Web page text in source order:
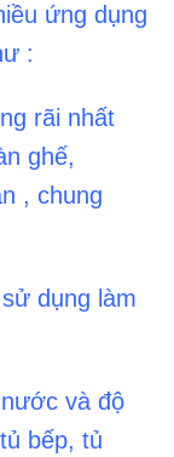
ứng dụng
:
rãi nhất
ghế,
, chung
dụng làm
và độ
bếp, tủ